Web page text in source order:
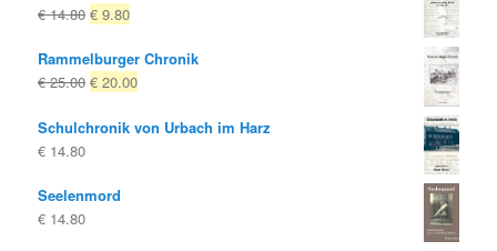
€14.80 Ursprünglicher
war:
€ 14.80
€ 9.80Aktueller
ist:
€ 9.80.
Rammelburger Chronik
€25.00 Ursprünglicher
war:
€ 20.00Aktueller
ist:
Schulchronik von Urbach im Harz
€ 14.80
Seelenmord
€ 14.80